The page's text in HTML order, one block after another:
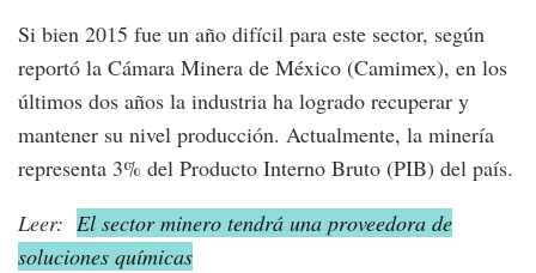
Si bien 2015 fue un año difícil para este sector, según
reportó la Cámara Minera de México (Camimex), en los
últimos dos años la industria ha logrado recuperar y
mantener su nivel producción. Actualmente, la minería
representa 3% del Producto Interno Bruto (PIB) del país.
Leer: El sector minero tendrá una proveedora de
soluciones químicas